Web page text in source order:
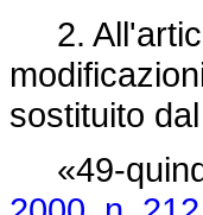
2.
sostituito
«49-